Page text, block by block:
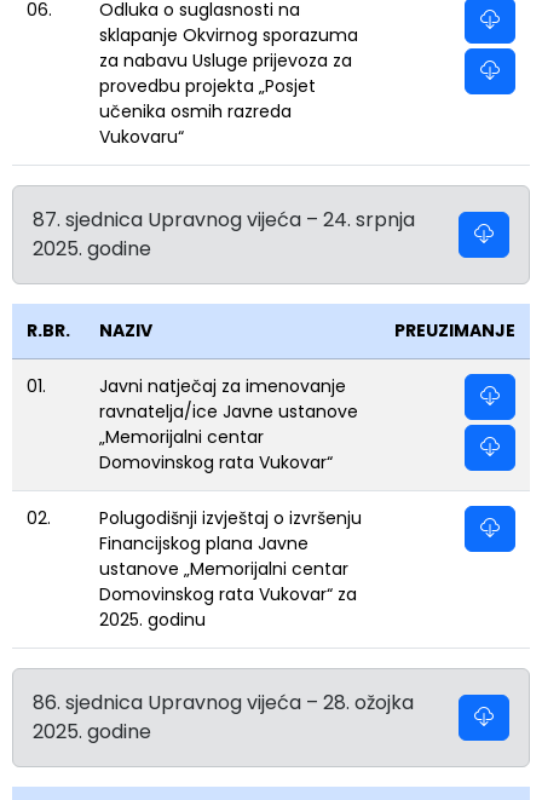
06.
Odluka o suglasnosti na
sklapanje Okvirnog sporazuma
za nabavu Usluge prijevoza za
provedbu projekta „Posjet
učenika osmih razreda
Vukovaru“
87. sjednica Upravnog vijeća – 24. srpnja
2025. godine
R.BR. NAZIV PREUZIMANJE
01.
Javni natječaj za imenovanje
ravnatelja/ice Javne ustanove
„Memorijalni centar
Domovinskog rata Vukovar“
02.
Polugodišnji izvještaj o izvršenju
Financijskog plana Javne
ustanove „Memorijalni centar
Domovinskog rata Vukovar“ za
2025. godinu
86. sjednica Upravnog vijeća – 28. ožojka
2025. godine